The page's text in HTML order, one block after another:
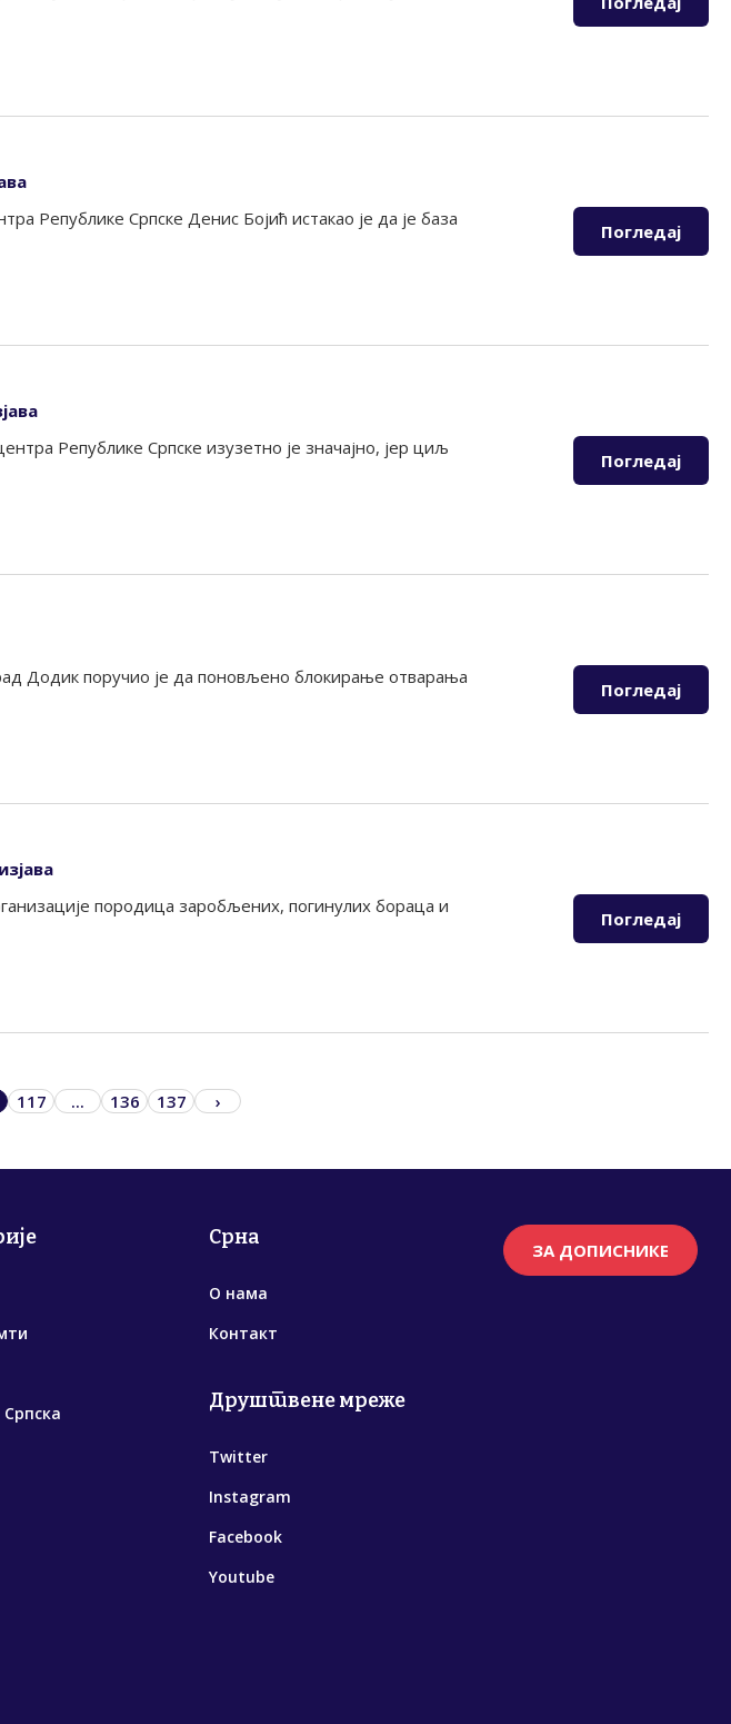
Републике Српске Денис Бојић истакао је да је база
Погледај
Републике Српске изузетно је значајно, јер циљ
Погледај
поручио је да поновљено блокирање отварања
Погледај
породица заробљених, погинулих бораца и
Погледај
117 ... 136 137 ›
Срна
О нама
Контакт
Друштвене мреже
Twitter
Instagram
Facebook
Youtube
ЗА ДОПИСНИКЕ